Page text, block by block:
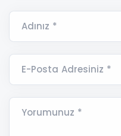
Adınız *
E-Posta Adresiniz *
Yorumunuz *